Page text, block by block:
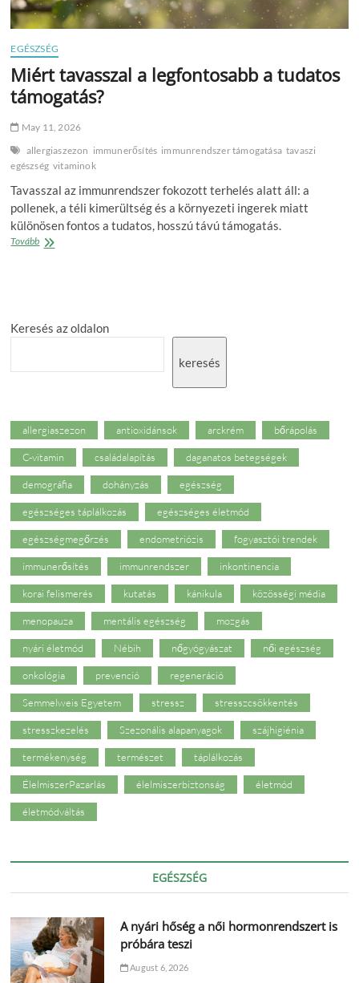
EGÉSZSÉG
Miért tavasszal a legfontosabb a tudatos
támogatás?
May 11, 2026
allergiaszezon immunerősítés immunrendszer támogatása tavaszi
egészség vitaminok
Tavasszal az immunrendszer fokozott terhelés alatt áll: a
pollenek, a téli kimerültség és a környezeti ingerek miatt
különösen fontos a tudatos, hosszú távú támogatás.
TovábbMiért
támogatás?
Keresés az oldalon
keresés
allergiaszezon antioxidánsok arckrém bőrápolás
C-vitamin családalapítás daganatos betegségek
demográfia dohányzás egészség
egészséges táplálkozás egészséges életmód
egészségmegőrzés endometriózis fogyasztói trendek
immunerősítés immunrendszer inkontinencia
korai felismerés kutatás kánikula közösségi média
menopauza mentális egészség mozgás
nyári életmód Nébih nőgyógyászat női egészség
onkológia prevenció regeneráció
Semmelweis Egyetem stressz stresszcsökkentés
stresszkezelés Szezonális alapanyagok szájhigiénia
termékenység természet táplálkozás
ÉlelmiszerPazarlás élelmiszerbiztonság életmód
életmódváltás
EGÉSZSÉG
A nyári hőség a női hormonrendszert is
próbára teszi
August 6, 2026